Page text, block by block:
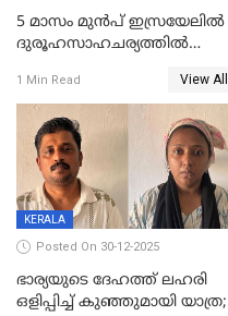
5 മാസം മുൻപ് ഇസ്രയേലിൽ
ദുരൂഹസാഹചര്യത്തിൽ
മലയാളി യുവാവിന്റെ ഭാര്യയും
മരിച്ചു
1 Min Read View All
KERALA
Posted On 30-12-2025
ഭാര്യയുടെ ദേഹത്ത് ലഹരി
ഒളിപ്പിച്ച് കുഞ്ഞുമായി യാത്ര;